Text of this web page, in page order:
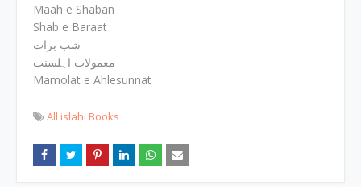
Maah e Shaban
Shab e Baraat
شب برات
معمولات اہلسنت
Mamolat e Ahlesunnat
All islahi Books